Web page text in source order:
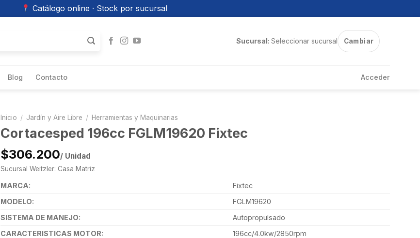
Catálogo online · Stock por sucursal
Sucursal: Seleccionar sucursal Cambiar
Blog Contacto Acceder
Inicio / Jardín y Aire Libre / Herramientas y Maquinarias
Cortacesped 196cc FGLM19620 Fixtec
$306.200/ Unidad
Sucursal Weitzler: Casa Matriz
MARCA:
Fixtec
MODELO:
FGLM19620
SISTEMA DE MANEJO:
Autopropulsado
CARACTERISTICAS MOTOR:
196cc/4.0kw/2850rpm